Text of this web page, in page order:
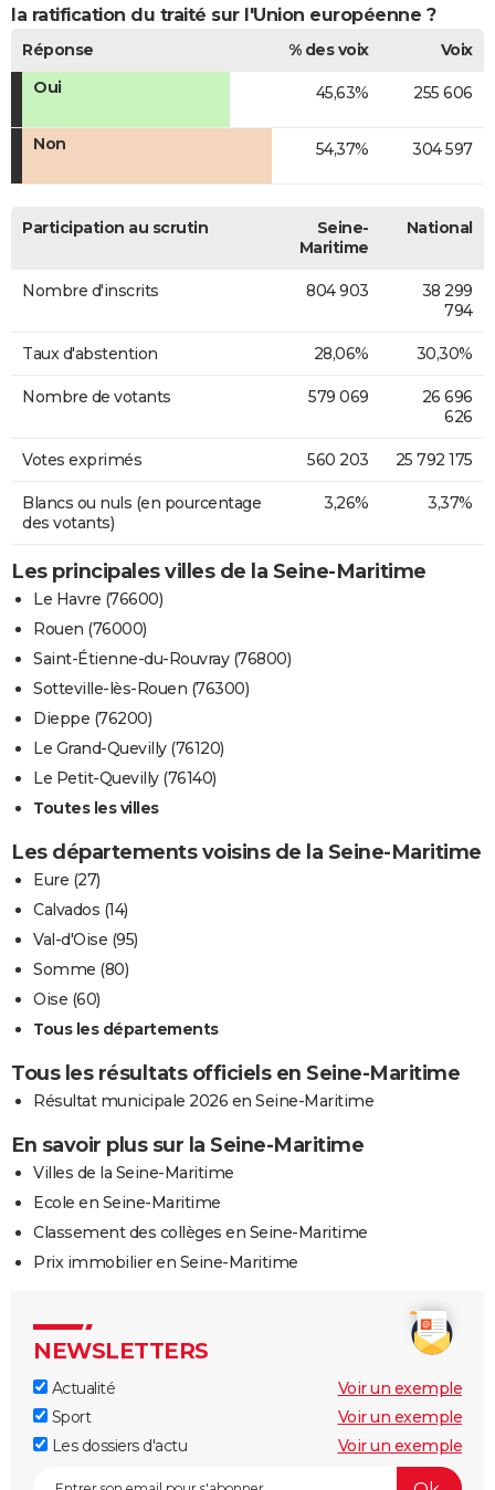
la ratification du traité sur l'Union européenne ?
Réponse % des voix
Voix
Oui
45,63% 255 606
Non 54,37% 304 597
Participation au scrutin
Seine-
Maritime
National
Nombre d'inscrits 804 903
38 299
794
Taux d'abstention 28,06% 30,30%
Nombre de votants 579 069
26 696
626
Votes exprimés 560 203 25 792 175
Blancs ou nuls (en pourcentage
des votants)
3,26% 3,37%
Les principales villes de la Seine-Maritime
Le Havre (76600)
Rouen (76000)
Saint-Étienne-du-Rouvray (76800)
Sotteville-lès-Rouen (76300)
Dieppe (76200)
Le Grand-Quevilly (76120)
Le Petit-Quevilly (76140)
Toutes les villes
Les départements voisins de la Seine-Maritime
Eure (27)
Calvados (14)
Val-d'Oise (95)
Somme (80)
Oise (60)
Tous les départements
Tous les résultats officiels en Seine-Maritime
Résultat municipale 2026 en Seine-Maritime
En savoir plus sur la Seine-Maritime
Villes de la Seine-Maritime
Ecole en Seine-Maritime
Classement des collèges en Seine-Maritime
Prix immobilier en Seine-Maritime
NEWSLETTERS
Actualité
Voir un exemple
Sport
Voir un exemple
Les dossiers d'actu
Voir un exemple